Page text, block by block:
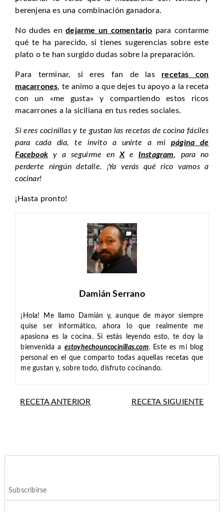
berenjena es una combinación ganadora.
No dudes endejarme un comentario para contarme
qué te ha parecido, si tienes sugerencias sobre este
plato o te han surgido dudas sobre la preparación.
Para terminar, si eres fan de las recetas con
macarrones, te animo a que dejes tu apoyo a la receta
con un «me gusta» y compartiendo estos ricos
macarrones a la siciliana en tus redes sociales.
Si eres cocinillas y te gustan las recetas de cocina fáciles
para cada día, te invito a unirte a mipágina de
Facebook y a seguirme enXe Instagram, para no
perderte ningún detalle. ¡Ya verás qué rico vamos a
cocinar!
¡Hasta pronto!
Damián Serrano
¡Hola! Me llamo Damián y, aunque de mayor siempre
quise ser informático, ahora lo que realmente me
apasiona es la cocina. Si estás leyendo esto, te doy la
bienvenida a estoyhechouncocinillas.com. Este es mi blog
personal en el que comparto todas aquellas recetas que
me gustan y, sobre todo, disfruto cocinando.
RECETA ANTERIOR RECETA SIGUIENTE
Subscribirse